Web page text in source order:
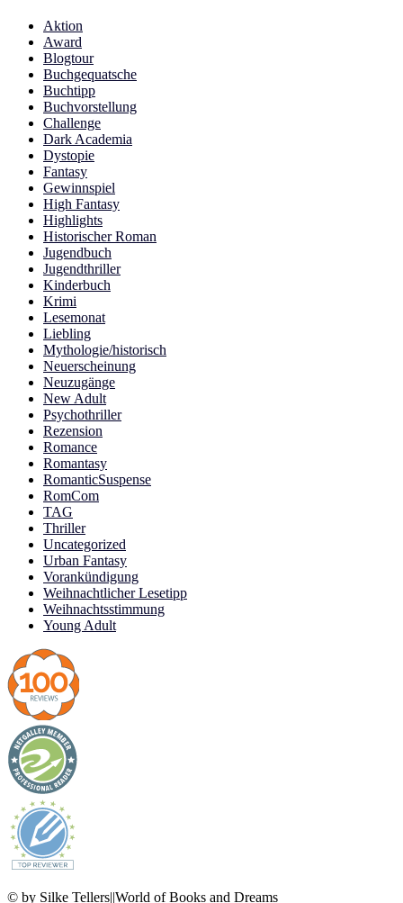
Aktion
Award
Blogtour
Buchgequatsche
Buchtipp
Buchvorstellung
Challenge
Dark Academia
Dystopie
Fantasy
Gewinnspiel
High Fantasy
Highlights
Historischer Roman
Jugendbuch
Jugendthriller
Kinderbuch
Krimi
Lesemonat
Liebling
Mythologie/historisch
Neuerscheinung
Neuzugänge
New Adult
Psychothriller
Rezension
Romance
Romantasy
RomanticSuspense
RomCom
TAG
Thriller
Uncategorized
Urban Fantasy
Vorankündigung
Weihnachtlicher Lesetipp
Weihnachtsstimmung
Young Adult
© by Silke Tellers||World of Books and Dreams